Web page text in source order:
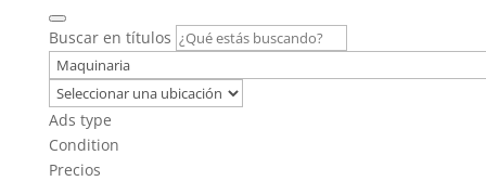
Buscar en títulos
Ads type
Condition
Precios